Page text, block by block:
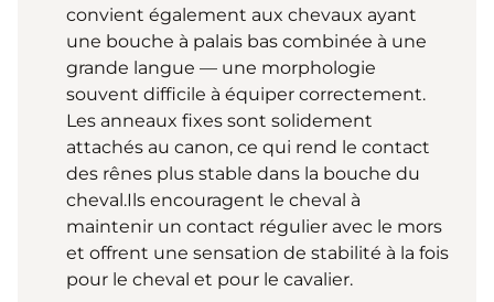
convient également aux chevaux ayant
une bouche à palais bas combinée à une
grande langue — une morphologie
souvent difficile à équiper correctement.
Les anneaux fixes sont solidement
attachés au canon, ce qui rend le contact
des rênes plus stable dans la bouche du
cheval.Ils encouragent le cheval à
maintenir un contact régulier avec le mors
et offrent une sensation de stabilité à la fois
pour le cheval et pour le cavalier.